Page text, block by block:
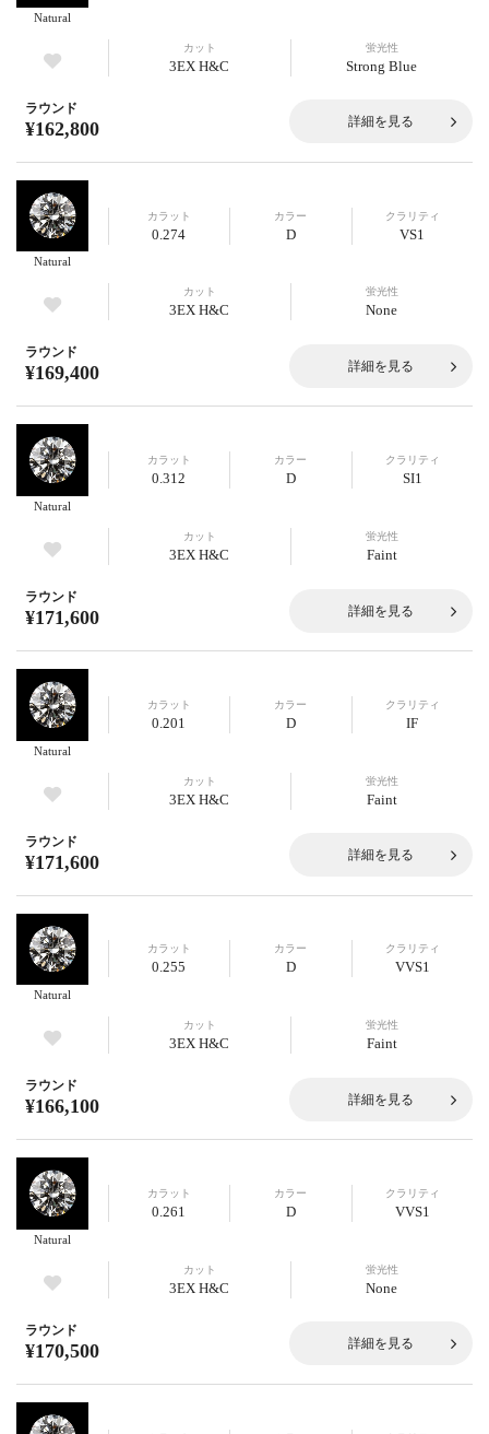
Natural
カット
3EX H&C
蛍光性
Strong Blue
ラウンド
¥162,800 詳細を見る
Natural
カラット
0.274
カラー
D
クラリティ
VS1
カット
3EX H&C
蛍光性
None
ラウンド
¥169,400 詳細を見る
Natural
カラット
0.312
カラー
D
クラリティ
SI1
カット
3EX H&C
蛍光性
Faint
ラウンド
¥171,600 詳細を見る
Natural
カラット
0.201
カラー
D
クラリティ
IF
カット
3EX H&C
蛍光性
Faint
ラウンド
¥171,600 詳細を見る
Natural
カラット
0.255
カラー
D
クラリティ
VVS1
カット
3EX H&C
蛍光性
Faint
ラウンド
¥166,100 詳細を見る
Natural
カラット
0.261
カラー
D
クラリティ
VVS1
カット
3EX H&C
蛍光性
None
ラウンド
¥170,500 詳細を見る